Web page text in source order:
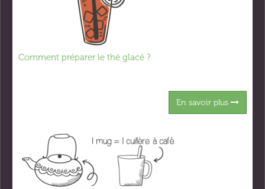
Comment préparer le thé glacé ?
En savoir plus